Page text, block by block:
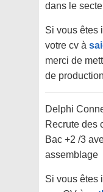
dans le
Si vous êtes
votre cv à
merci de
de
Delphi
Recrute des
Bac +2 /3
assemblage
Si vous êtes